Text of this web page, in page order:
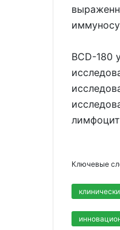
BCD-180
Ключевые